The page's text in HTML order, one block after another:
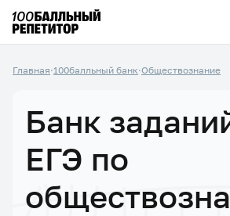
Главная·100балльный банк·Обществознание
Банк
ЕГЭ по